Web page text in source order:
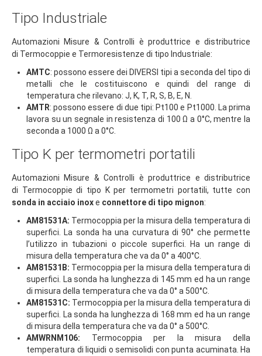
Tipo Industriale
Automazioni Misure & Controlli è produttrice e distributrice
di Termocoppie e Termoresistenze di tipo Industriale:
AMTC: possono essere dei DIVERSI tipi a seconda del tipo di
metalli che le costituiscono e quindi del range di
temperatura che rilevano: J, K, T, R, S, B, E, N.
AMTR: possono essere di due tipi: Pt100 e Pt1000. La prima
lavora su un segnale in resistenza di 100 Ω a 0°C, mentre la
seconda a 1000 Ω a 0°C.
Tipo K per termometri portatili
Automazioni Misure & Controlli è produttrice e distributrice
di Termocoppie di tipo K per termometri portatili, tutte con
sonda in acciaio inoxe connettore di tipo mignon:
AM81531A: Termocoppia per la misura della temperatura di
superfici. La sonda ha una curvatura di 90° che permette
l’utilizzo in tubazioni o piccole superfici. Ha un range di
misura della temperatura che va da 0° a 400°C.
AM81531B: Termocoppia per la misura della temperatura di
superfici. La sonda ha lunghezza di 145 mm ed ha un range
di misura della temperatura che va da 0° a 500°C.
AM81531C: Termocoppia per la misura della temperatura di
superfici. La sonda ha lunghezza di 168 mm ed ha un range
di misura della temperatura che va da 0° a 500°C.
AMWRNM106: Termocoppia per la misura della
temperatura di liquidi o semisolidi con punta acuminata. Ha